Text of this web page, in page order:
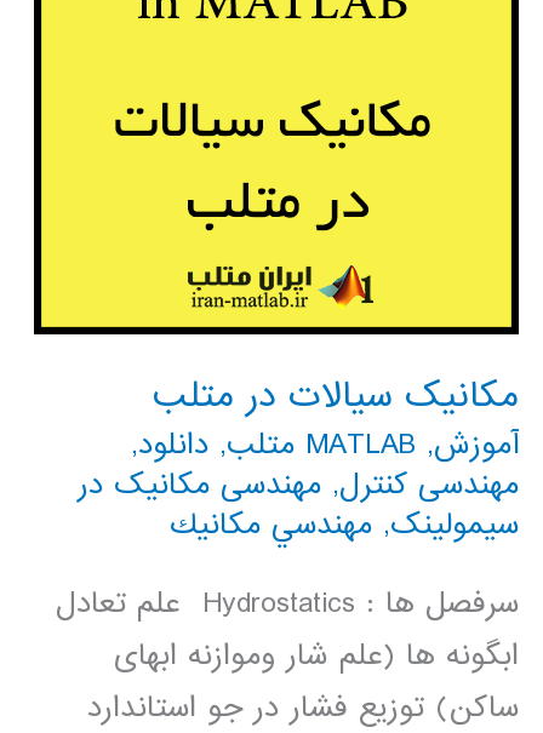
مکانیک سیالات در متلب
آموزش, MATLAB متلب , دانلود,
مهندسی کنترل, مهندسی مکانیک در
سیمولینک, مهندسي مكانيك
سرفصل ها : Hydrostatics علم تعادل
ابگونه ها (علم شار وموازنه ابهای
ساکن) توزیع فشار در جو استاندارد